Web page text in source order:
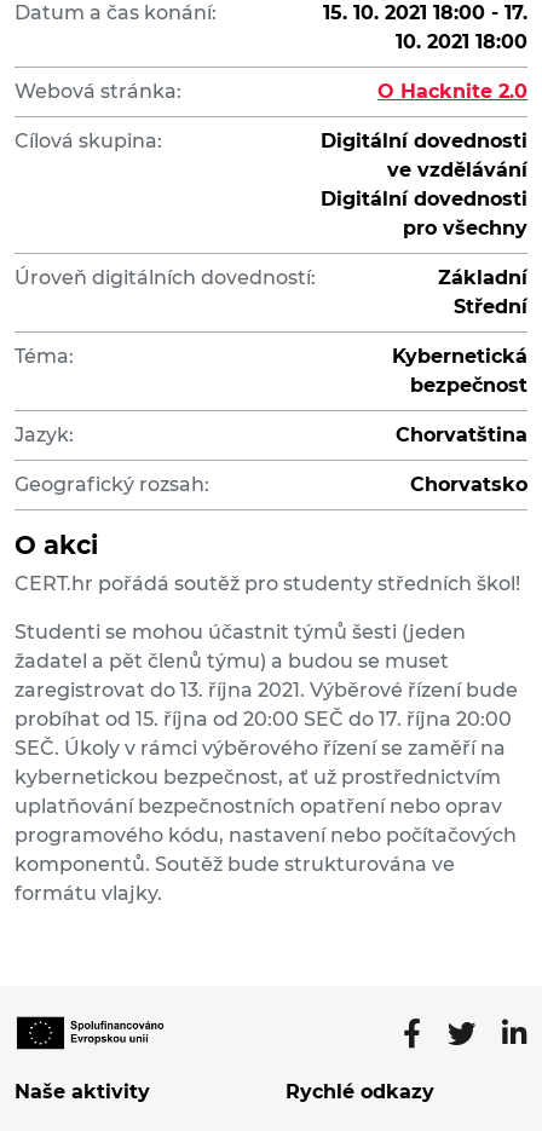
Datum a čas konání:
15. 10. 2021 18:00 - 17.
10. 2021 18:00
Webová stránka: O Hacknite 2.0
Cílová skupina:
Digitální dovednosti
ve vzdělávání
Digitální dovednosti
pro všechny
Úroveň digitálních dovedností:
Základní
Střední
Téma:
Kybernetická
bezpečnost
Jazyk: Chorvatština
Geografický rozsah: Chorvatsko
O akci
CERT.hr pořádá soutěž pro studenty středních škol!
Studenti se mohou účastnit týmů šesti (jeden
žadatel a pět členů týmu) a budou se muset
zaregistrovat do 13. října 2021. Výběrové řízení bude
probíhat od 15. října od 20:00 SEČ do 17. října 20:00
SEČ. Úkoly v rámci výběrového řízení se zaměří na
kybernetickou bezpečnost, ať už prostřednictvím
uplatňování bezpečnostních opatření nebo oprav
programového kódu, nastavení nebo počítačových
komponentů. Soutěž bude strukturována ve
formátu vlajky.
Naše aktivity Rychlé odkazy